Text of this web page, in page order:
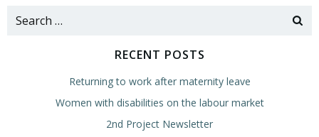
Search
RECENT POSTS
Returning to work after maternity leave
Women with disabilities on the labour market
2nd Project Newsletter